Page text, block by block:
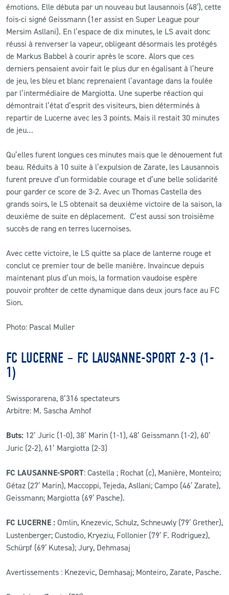
émotions. Elle débuta par un nouveau but lausannois (48′), cette
fois-ci signé Geissmann (1er assist en Super League pour
Mersim Asllani). En l’espace de dix minutes, le LS avait donc
réussi à renverser la vapeur, obligeant désormais les protégés
de Markus Babbel à courir après le score. Alors que ces
derniers pensaient avoir fait le plus dur en égalisant à l’heure
de jeu, les bleu et blanc reprenaient l’avantage dans la foulée
par l’intermédiaire de Margiotta. Une superbe réaction qui
démontrait l’état d’esprit des visiteurs, bien déterminés à
repartir de Lucerne avec les 3 points. Mais il restait 30 minutes
de jeu…
Qu’elles furent longues ces minutes mais que le dénouement fut
beau. Réduits à 10 suite à l’expulsion de Zarate, les Lausannois
furent preuve d’un formidable courage et d’une belle solidarité
pour garder ce score de 3-2. Avec un Thomas Castella des
grands soirs, le LS obtenait sa deuxième victoire de la saison, la
deuxième de suite en déplacement. C’est aussi son troisième
succès de rang en terres lucernoises.
Avec cette victoire, le LS quitte sa place de lanterne rouge et
conclut ce premier tour de belle manière. Invaincue depuis
maintenant plus d’un mois, la formation vaudoise espère
pouvoir profiter de cette dynamique dans deux jours face au FC
Sion.
Photo: Pascal Muller
FC LUCERNE – FC LAUSANNE-SPORT 2-3 (1-
1)
Swissporarena, 8’316 spectateurs
Arbitre: M. Sascha Amhof
Buts: 12’ Juric (1-0), 38’ Marin (1-1), 48’ Geissmann (1-2), 60’
Juric (2-2), 61’ Margiotta (2-3)
FC LAUSANNE-SPORT: Castella ; Rochat (c), Manière, Monteiro;
Gétaz (27′ Marin), Maccoppi, Tejeda, Asllani; Campo (46′ Zarate),
Geissmann; Margiotta (69′ Pasche).
FC LUCERNE : Omlin, Knezevic, Schulz, Schneuwly (79′ Grether),
Lustenberger; Custodio, Kryeziu, Follonier (79′ F. Rodriguez),
Schürpf (69′ Kutesa); Jury, Dehmasaj
Avertissements : Knezevic, Demhasaj; Monteiro, Zarate, Pasche.